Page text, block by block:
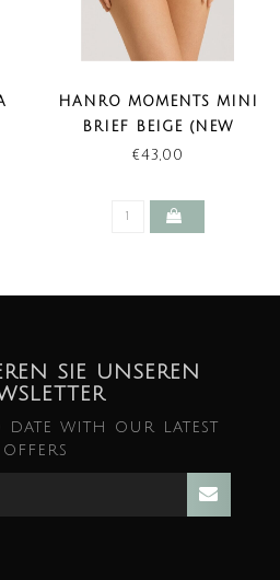
HANRO MOMENTS MINI
BRIEF BEIGE (NEW
BASIC)
€43,00
SIE UNSEREN
date with our latest
offers